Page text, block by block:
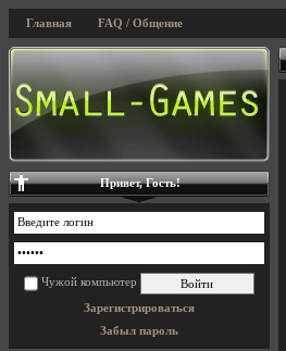
Главная FAQ / Общение
Привет, Гость!
Чужой компьютер
Зарегистрироваться
Забыл пароль